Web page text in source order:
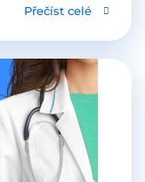
Přečíst celé